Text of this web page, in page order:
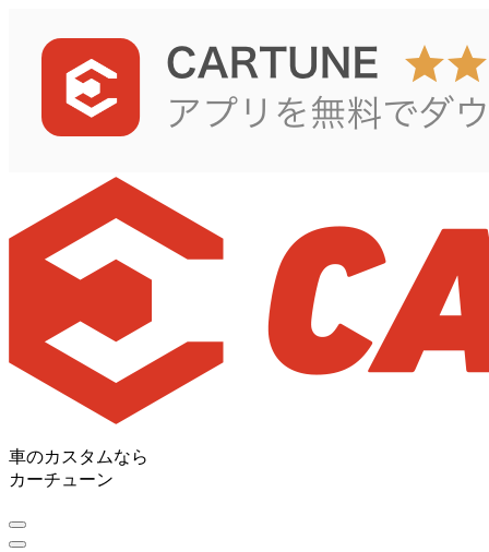
車のカスタムなら
カーチューン